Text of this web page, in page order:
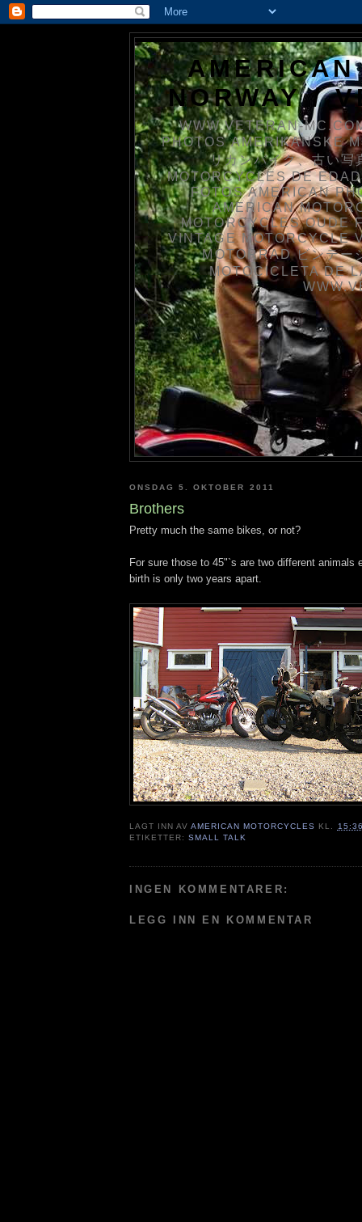
NORWAY /
WWW.VETERAN-
PHOTOS AMERIKANSKE
リカンバイク、古い
MOTORCYCLES DE
FOTOS AMERICAN
AMERICAN
MOTORCYCLES OUDE
VINTAGE MOTORCYCLE
MOTORRAD ビンテ
MOTOCICLETA DE
ONSDAG 5. OKTOBER 2011
Brothers
Pretty much the same bikes, or not?
For sure those to 45"`s are two different animals
birth is only two years apart.
LAGT INN AVAMERICAN MOTORCYCLES KL.
ETIKETTER:SMALL TALK
INGEN KOMMENTARER:
LEGG INN EN KOMMENTAR